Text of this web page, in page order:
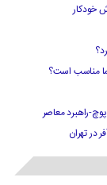
خودکار
مناسب است؟
راهبرد معاصر
در تهران